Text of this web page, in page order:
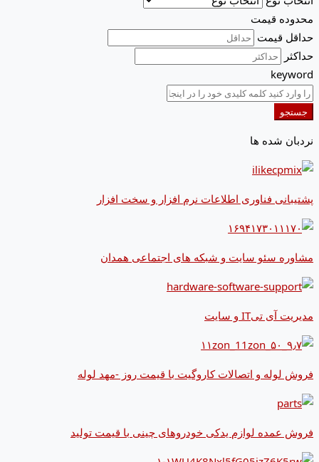
محدوده قیمت
حداقل قیمت
حداکثر
keyword
جستجو
نردبان شده ها
پشتیبانی فناوری اطلاعات نرم افزار و سخت افزار
مشاوره سئو سایت و شبکه های اجتماعی همدان
مدیریت آی تیIT و سایت
فروش لوله و اتصالات کاروگیت با قیمت روز -مهد لوله
فروش عمده لوازم یدکی خودروهای چینی با قیمت تولید